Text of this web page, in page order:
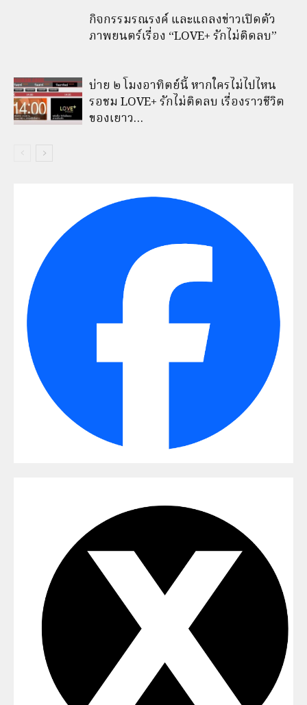
กิจกรรมรณรงค์ และแถลงข่าวเปิดตัว
ภาพยนตร์เรื่อง “LOVE+ รักไม่ติดลบ”
บ่าย ๒ โมงอาทิตย์นี้ หากใครไม่ไปไหน
รอชม LOVE+ รักไม่ติดลบ เรื่องราวชีวิต
ของเยาว…